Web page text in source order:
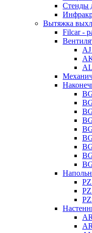
Стенды
Вытяжка
Filcar -